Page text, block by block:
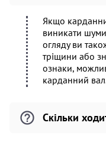
Якщо
виникати
огляду ви
тріщини або
ознаки,
карданний
Скільки